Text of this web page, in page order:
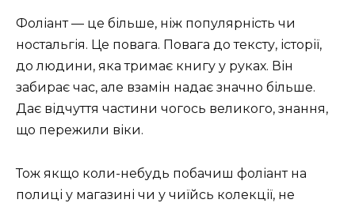
Фоліант — це більше, ніж популярність чи
ностальгія. Це повага. Повага до тексту, історії,
до людини, яка тримає книгу у руках. Він
забирає час, але взамін надає значно більше.
Дає відчуття частини чогось великого, знання,
що пережили віки.
Тож якщо коли-небудь побачиш фоліант на
полиці у магазині чи у чиїйсь колекції, не